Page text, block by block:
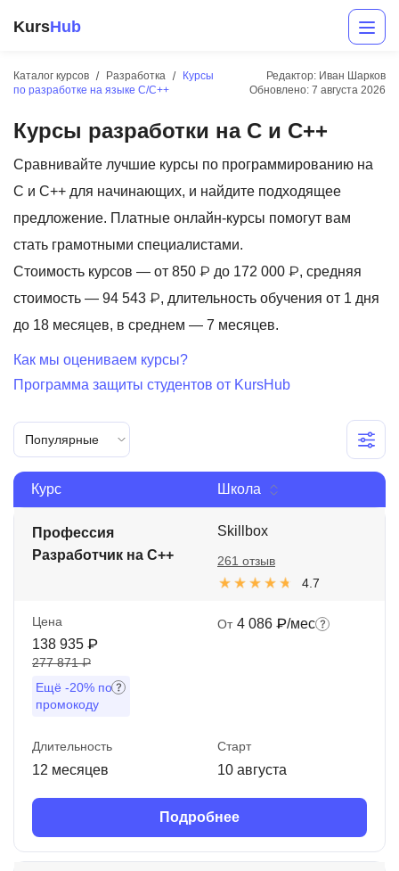
KursHub
Каталог курсов Разработка
Курсы
по разработке на языке C/C++
Редактор: Иван Шарков
Обновлено: 7 августа 2026
Курсы разработки на C и C++
Сравнивайте лучшие курсы по программированию на
C и C++ для начинающих, и найдите подходящее
предложение. Платные онлайн-курсы помогут вам
стать грамотными специалистами.
Стоимость курсов — от 850 ₽ до 172 000 ₽, средняя
стоимость — 94 543 ₽, длительность обучения от 1 дня
до 18 месяцев, в среднем — 7 месяцев.
Как мы оцениваем курсы?
Программа защиты студентов от KursHub
Популярные
Курс Школа
Профессия
Разработчик на C++
Skillbox
4.7
261 отзыв
Цена
138 935 ₽
277 871 ₽
Ещё -20% по
промокоду
От 4 086 ₽/мес
Длительность
12 месяцев
Старт
10 августа
Подробнее
Разработка
Маркетинг
Дизайн
Аналитика
Менеджмент
Иностранные языки
Soft Skills
ДПО
Детям
Акции и промокоды